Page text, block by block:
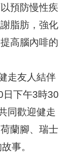
預防慢性疾
脂肪，強化
高腦內啡的
走友人結伴
日下午3時30
同歡迎健走
蘭腳、瑞士
事。